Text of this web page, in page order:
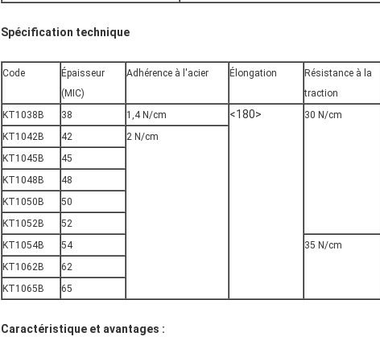
Spécification technique
Code
Épaisseur
(MIC)
Adhérence à l'acier Élongation
Résistance à la
traction
KT1038B 38 1,4 N/cm <180> 30 N/cm
KT1042B
42
2 N/cm
KT1045B
45
KT1048B
48
KT1050B
50
KT1052B
52
KT1054B
54
35 N/cm
KT1062B
62
KT1065B
65
Caractéristique et avantages :